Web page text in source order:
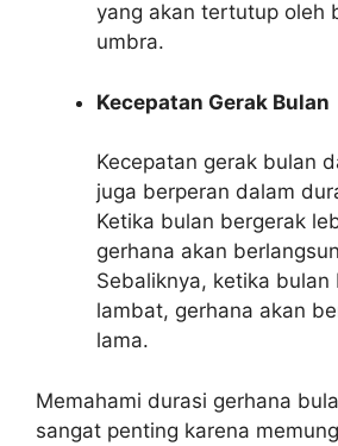
yang akan tertutup oleh
umbra.
Kecepatan Gerak Bulan
Kecepatan gerak bulan
juga berperan dalam
Ketika bulan bergerak
gerhana akan
Sebaliknya, ketika bulan
lambat, gerhana akan
lama.
Memahami durasi gerhana
sangat penting karena